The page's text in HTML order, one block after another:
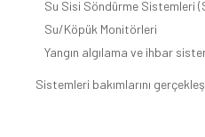
Su Sisi Söndürme Sistemleri
Su/Köpük Monitörleri
Yangın algılama ve ihbar
Sistemleri bakımlarını